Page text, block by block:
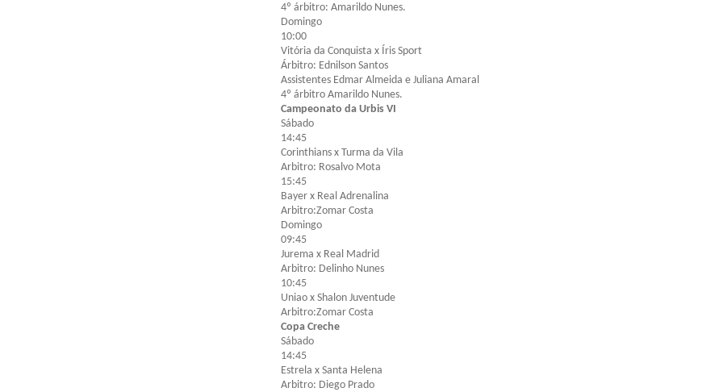
4º árbitro: Amarildo Nunes.
Domingo
10:00
Vitória da Conquista x Íris Sport
Árbitro: Ednilson Santos
Assistentes Edmar Almeida e Juliana Amaral
4º árbitro Amarildo Nunes.
Campeonato da Urbis VI
Sábado
14:45
Corinthians x Turma da Vila
Arbitro: Rosalvo Mota
15:45
Bayer x Real Adrenalina
Arbitro:Zomar Costa
Domingo
09:45
Jurema x Real Madrid
Arbitro: Delinho Nunes
10:45
Uniao x Shalon Juventude
Arbitro:Zomar Costa
Copa Creche
Sábado
14:45
Estrela x Santa Helena
Arbitro: Diego Prado